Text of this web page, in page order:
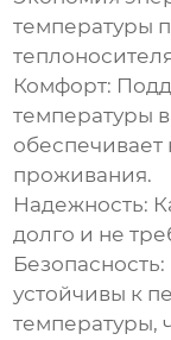
температуры
Комфорт:
температуры
проживания.
Надежность:
долго и не
Безопасность:
устойчивы к
температуры,